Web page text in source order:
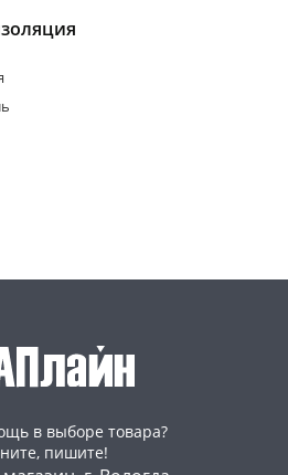
в выборе товара?
пишите!